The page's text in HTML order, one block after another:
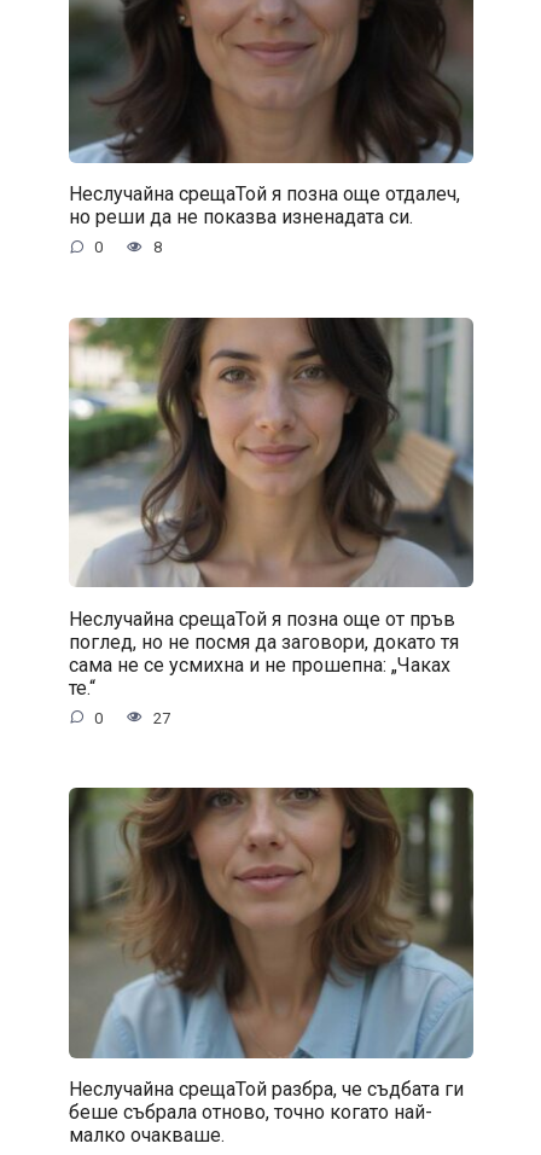
Неслучайна срещаТой я позна още отдалеч,
но реши да не показва изненадата си.
0 8
Неслучайна срещаТой я позна още от пръв
поглед, но не посмя да заговори, докато тя
сама не се усмихна и не прошепна: „Чаках
те.“
0 27
Неслучайна срещаТой разбра, че съдбата ги
беше събрала отново, точно когато най-
малко очакваше.